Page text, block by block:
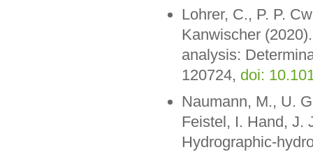
Lohrer, C., P. P.
Kanwischer
analysis:
120724, doi:
Naumann, M., U.
Feistel, I. Hand, J.
Hydrographic-